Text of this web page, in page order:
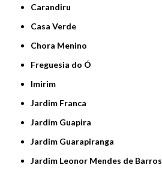
Carandiru
Casa Verde
Chora Menino
Freguesia do Ó
Imirim
Jardim Franca
Jardim Guapira
Jardim Guarapiranga
Jardim Leonor Mendes de Barros